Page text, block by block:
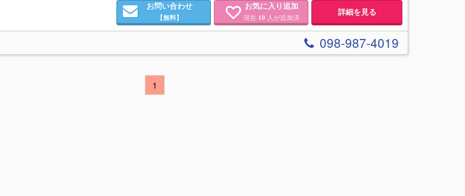
お問い合わせ
【無料】
お気に入り追加
現在 10 人が追加済 詳細を見る
098-987-4019
1